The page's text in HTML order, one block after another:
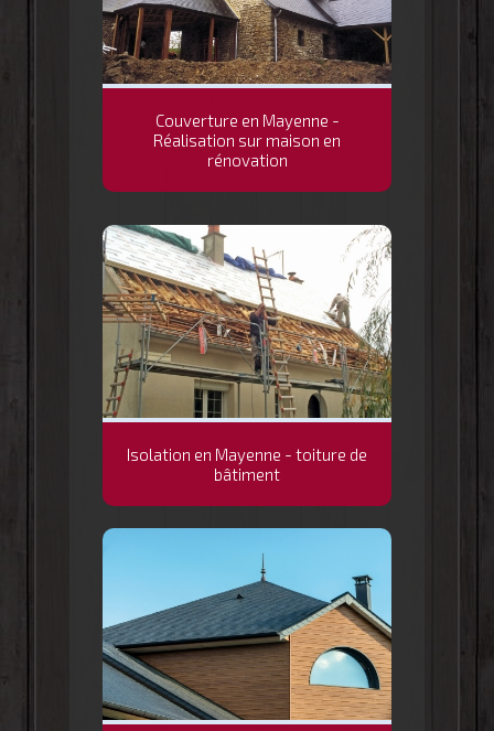
Couverture en Mayenne -
Réalisation sur maison en
rénovation
Isolation en Mayenne - toiture de
bâtiment